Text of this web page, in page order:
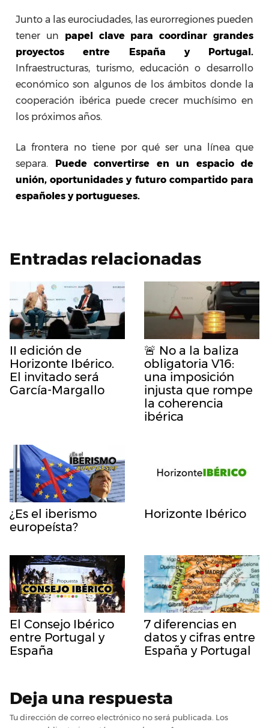
Junto a las eurociudades, las eurorregiones pueden
tener un papel clave para coordinar grandes
proyectos entre España y Portugal.
Infraestructuras, turismo, educación o desarrollo
económico son algunos de los ámbitos donde la
cooperación ibérica puede crecer muchísimo en
los próximos años.
La frontera no tiene por qué ser una línea que
separa. Puede convertirse en un espacio de
unión, oportunidades y futuro compartido para
españoles y portugueses.
Entradas relacionadas
II edición de
Horizonte Ibérico.
El invitado será
García-Margallo
🚨 No a la baliza
obligatoria V16:
una imposición
injusta que rompe
la coherencia
ibérica
¿Es el iberismo
europeísta?
Horizonte Ibérico
El Consejo Ibérico
entre Portugal y
España
7 diferencias en
datos y cifras entre
España y Portugal
Deja una respuesta
Tu dirección de correo electrónico no será publicada. Los